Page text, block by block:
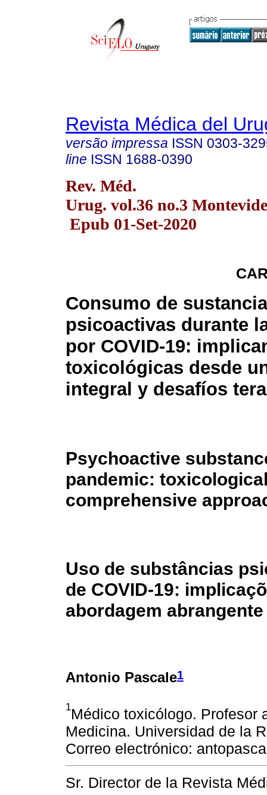
Revista Médica del
versão impressa ISSN 0303-
line ISSN 1688-0390
Rev. Méd.
Urug. vol.36 no.3
Epub 01-Set-2020
Consumo de
psicoactivas durante
por COVID-19:
toxicológicas desde
integral y desafíos
Psychoactive
pandemic:
comprehensive
Uso de substâncias
de COVID-19:
abordagem
Antonio Pascale1
1Médico toxicólogo. Profesor
Medicina. Universidad de la
Correo electrónico:
Sr. Director de la Revista